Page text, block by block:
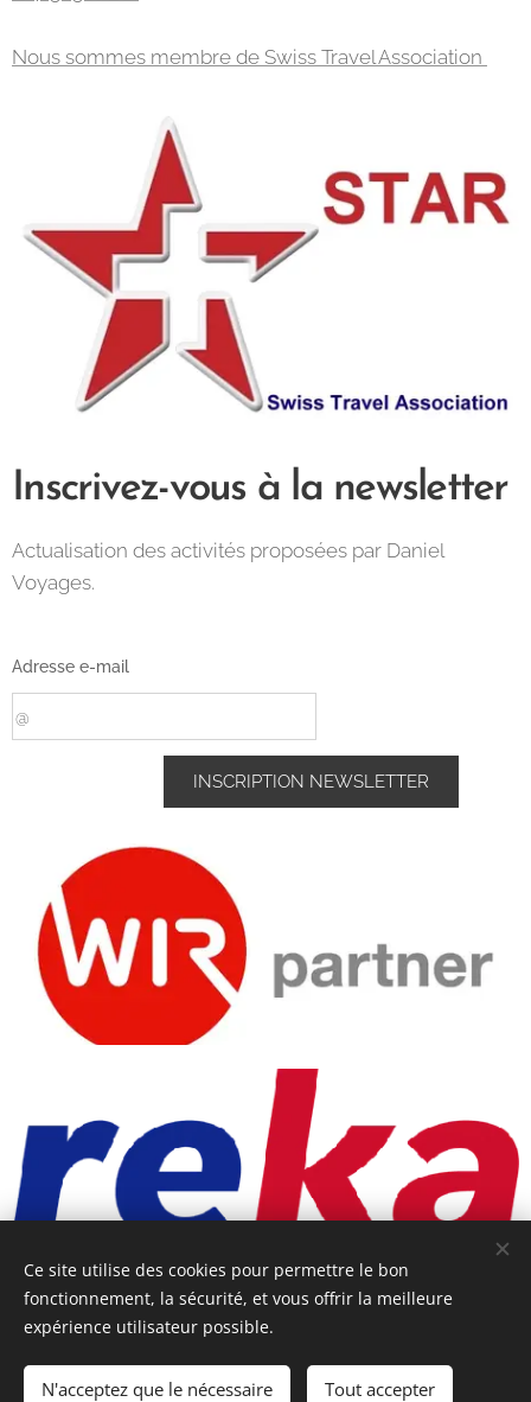
AJOUTER AU PANIER
Nous sommes membre de Swiss Travel Association
Inscrivez-vous à la newsletter
Actualisation des activités proposées par Daniel
Voyages.
Adresse e-mail
INSCRIPTION NEWSLETTER
L'équipe/ CGV Cookies
Ce site utilise des cookies pour permettre le bon
fonctionnement, la sécurité, et vous offrir la meilleure
expérience utilisateur possible.
N'acceptez que le nécessaire Tout accepter